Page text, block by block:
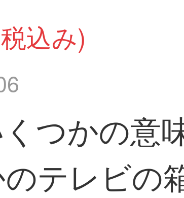
込み)
つかの意
テレビの